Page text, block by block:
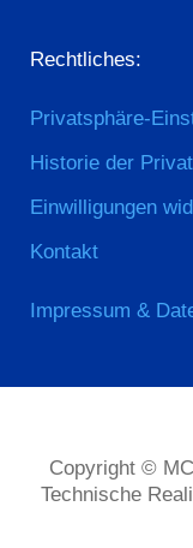
Rechtliches:
Privatsphäre-
Historie der
Einwilligungen
Kontakt
Impressum &
Copyright ©
Technische